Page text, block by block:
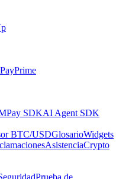
PayPrime
Pay SDKAI Agent SDK
BTC/USDGlosarioWidgets
AsistenciaCrypto
Prueba de